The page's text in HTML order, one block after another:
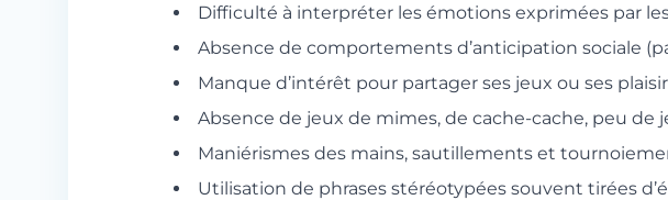
Difficulté à interpréter les émotions exprimées par
Absence de comportements d’anticipation sociale
Manque d’intérêt pour partager ses jeux ou ses
Absence de jeux de mimes, de cache-cache, peu de
Maniérismes des mains, sautillements et
Utilisation de phrases stéréotypées souvent tirées